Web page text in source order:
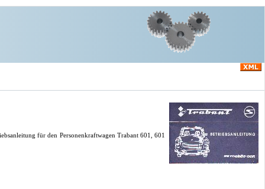
für den Personenkraftwagen Trabant 601, 601